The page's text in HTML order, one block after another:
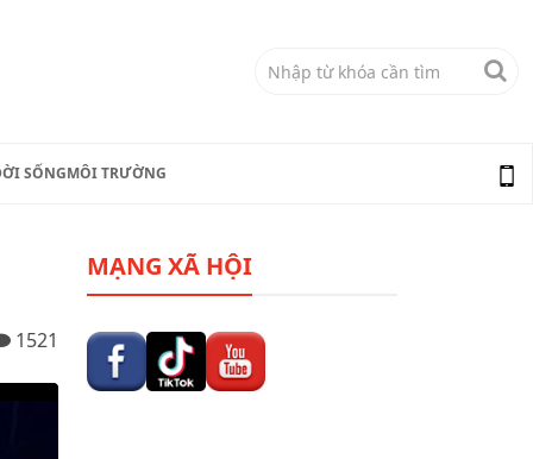
SỐNGMÔI TRƯỜNG
1521
MẠNG XÃ HỘI